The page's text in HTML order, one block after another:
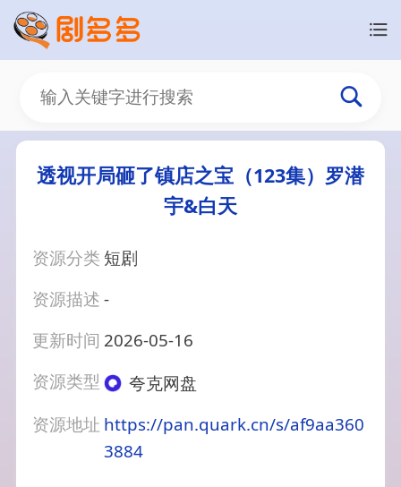
透视开局砸了镇店之宝（123集）罗潜
宇&白天
资源分类 短剧
资源描述-
更新时间 2026-05-16
资源类型
夸克网盘
资源地址 https://pan.quark.cn/s/af9aa360
3884